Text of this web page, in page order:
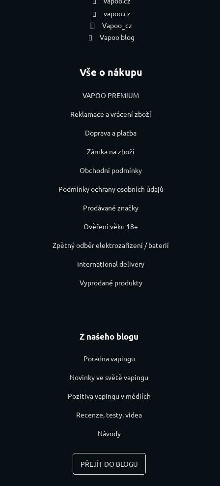
vapoo.cz
Vapoo_cz
Vapoo blog
Vše o nákupu
VAPOO PREMIUM
Reklamace a vrácení zboží
Doprava a platba
Záruka na zboží
Obchodní podmínky
Podmínky ochrany osobních údajů
Prodávané značky
Ověření věku 18+
Zpětný odběr elektrozařízení / baterií
International delivery
Vyprodané produkty
Z našeho blogu
Poradna vapingu
Novinky ve světě vapingu
Pozitiva vapingu v médiích
Recenze, testy, videa
Návody
PŘEJÍT DO BLOGU